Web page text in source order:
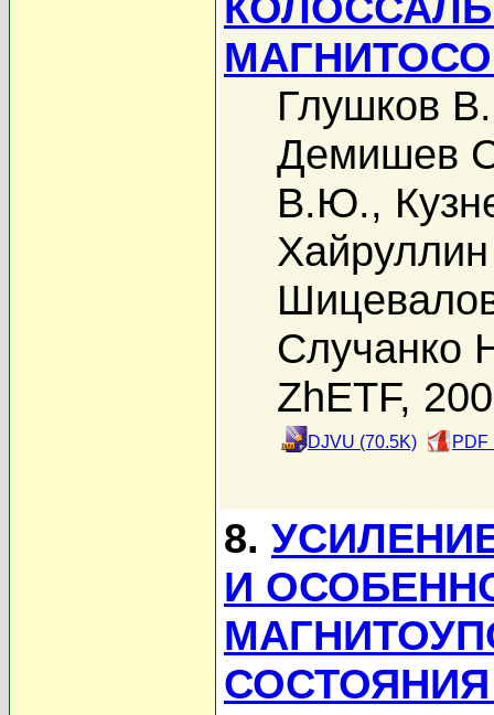
Глушков
Демишев
В.Ю.,
Случанко
ZhETF,
DJVU (70.5K) PDF
8.
И